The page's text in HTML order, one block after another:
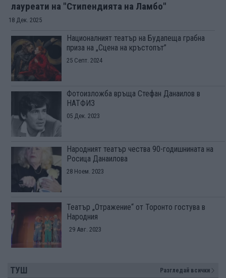
лауреати на "Стипендията на Ламбо"
18 Дек. 2025
Националният театър на Будапеща грабна
приза на „Сцена на кръстопът”
25 Септ. 2024
Фотоизложба връща Стефан Данаилов в
НАТФИЗ
05 Дек. 2023
Народният театър чества 90-годишнината на
Росица Данаилова
28 Ноем. 2023
Театър „Отражение“ от Торонто гостува в
Народния
29 Авг. 2023
ТУШ Разгледай всички